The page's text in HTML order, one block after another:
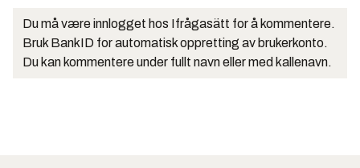
Du må være innlogget hos Ifrågasätt for å kommentere.
Bruk BankID for automatisk oppretting av brukerkonto.
Du kan kommentere under fullt navn eller med kallenavn.